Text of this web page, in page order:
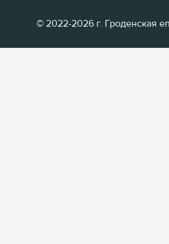
© 2022-2026 г. Гроденская